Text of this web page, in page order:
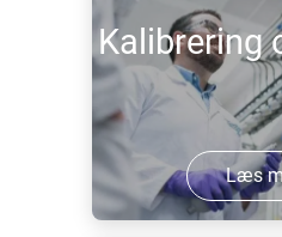
Kalibrering
Læs